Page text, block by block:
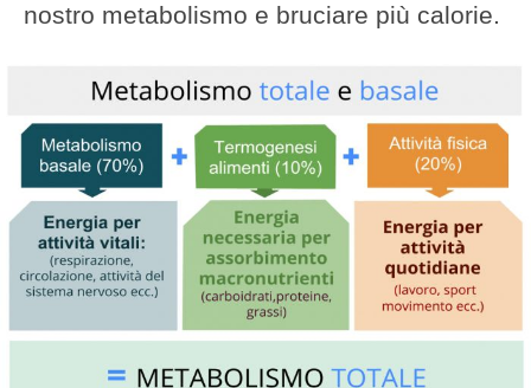
nostro metabolismo e bruciare più calorie.